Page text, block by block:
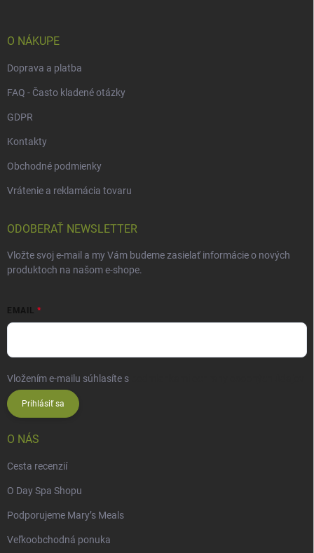
O NÁKUPE
Doprava a platba
FAQ - Často kladené otázky
GDPR
Kontakty
Obchodné podmienky
Vrátenie a reklamácia tovaru
ODOBERAŤ NEWSLETTER
Vložte svoj e-mail a my Vám budeme zasielať informácie o nových
produktoch na našom e-shope.
EMAIL
Vložením e-mailu súhlasíte s
Prihlásiť sa
O NÁS
Cesta recenzií
O Day Spa Shopu
Podporujeme Mary’s Meals
Veľkoobchodná ponuka